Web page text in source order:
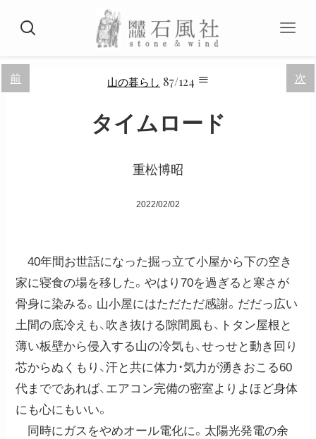
前 次
山の暮らし 87/124 ≡
タイムロード
重松博昭
2022/02/02
40年間お世話になった掘っ立て小屋から下の空き
家に寝食の場を移した。やはり70を過ぎると寒さが
骨身に染みる。山小屋にはただただ感謝。だだっ広い
土間の底冷えも、吹き抜ける隙間風も、トタン屋根と
薄い板壁から侵入する山の冷気も、せっせと動き回り
芯からぬくもり、汗と共に体力・気力が湧きおこる60
代までであれば、エアコン完備の密室よりよほど身体
にも心にもいい。
同時にガスをやめオール電化に。太陽光発電の余